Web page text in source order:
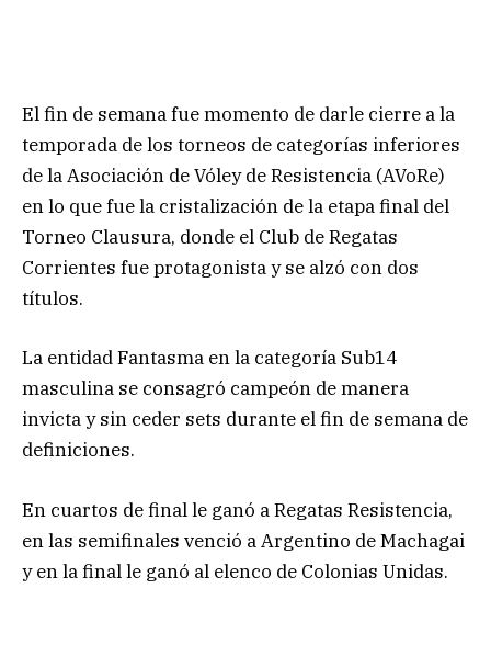
El fin de semana fue momento de darle cierre a la
temporada de los torneos de categorías inferiores
de la Asociación de Vóley de Resistencia (AVoRe)
en lo que fue la cristalización de la etapa final del
Torneo Clausura, donde el Club de Regatas
Corrientes fue protagonista y se alzó con dos
títulos.
La entidad Fantasma en la categoría Sub14
masculina se consagró campeón de manera
invicta y sin ceder sets durante el fin de semana de
definiciones.
En cuartos de final le ganó a Regatas Resistencia,
en las semifinales venció a Argentino de Machagai
y en la final le ganó al elenco de Colonias Unidas.